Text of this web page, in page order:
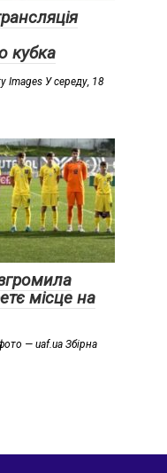
кубка
Images У середу, 18
місце на
— uaf.ua Збірна